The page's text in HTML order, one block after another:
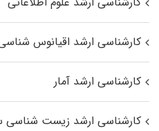
کارشناسی ارشد اقیانوس‌
کارشناسی ارشد آمار
کارشناسی ارشد زیست شناسی